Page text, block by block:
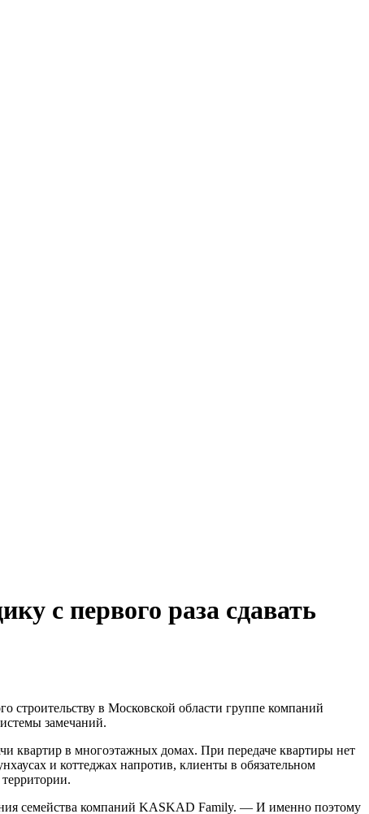
с первого раза сдавать
строительству в Московской области группе компаний
замечаний.
квартир в многоэтажных домах. При передаче квартиры нет
и коттеджах напротив, клиенты в обязательном
семейства компаний KASKAD Family. — И именно поэтому